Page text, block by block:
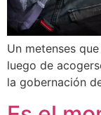
Un metenses
luego de
la gobernación